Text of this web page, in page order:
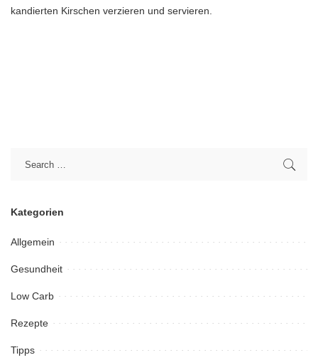
kandierten Kirschen verzieren und servieren.
Kategorien
Allgemein
Gesundheit
Low Carb
Rezepte
Tipps